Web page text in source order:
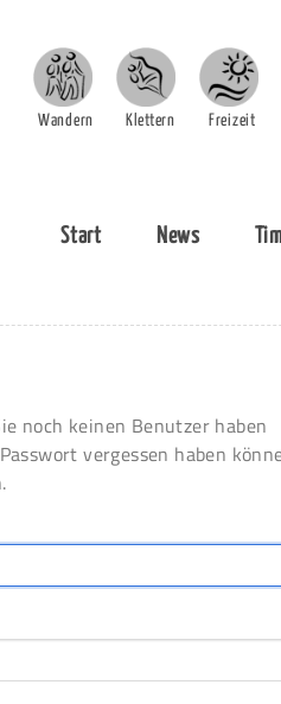
Wandern Klettern Freizeit
Start News
noch keinen Benutzer haben
vergessen haben